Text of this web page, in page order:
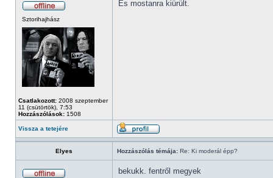
Sztorihajhász
Csatlakozott: 2008 szeptember
11 (csütörtök), 7:53
Hozzászólások: 1508
És mostanra kiürült.
Vissza a tetejére
Elyes Hozzászólás témája: Re: Ki moderál épp?
bekukk. fentről megyek